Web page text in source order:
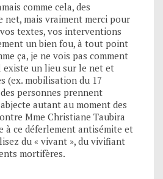
comme cela, des
net, mais vraiment merci pour
textes, vos interventions
un bien fou, à tout point
ça, je ne vois pas comment
existe un lieu sur le net et
(ex. mobilisation du 17
personnes prennent
autant au moment des
Mme Christiane Taubira
à ce déferlement antisémite et
du « vivant », du vivifiant
mortifères.